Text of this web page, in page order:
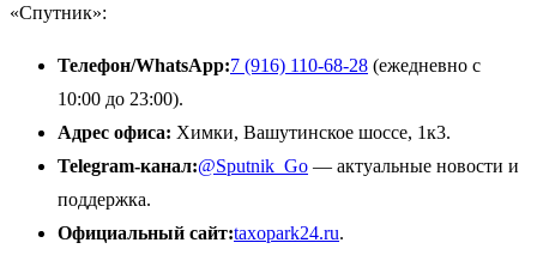
«Спутник»:
Телефон/WhatsApp:7 (916) 110-68-28 (ежедневно с
10:00 до 23:00).
Адрес офиса: Химки, Вашутинское шоссе, 1к3.
Telegram-канал:@Sputnik_Go — актуальные новости и
поддержка.
Официальный сайт:taxopark24.ru.